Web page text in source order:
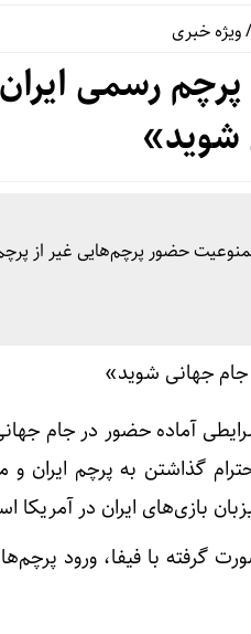
/ویژه خبری
رسمی
شوید»
حضور پرچم‌هایی غیر از
گذاشتن به پرچم ایران
بازی‌های ایران در آمریکا
صورت گرفته با فیفا، ورود